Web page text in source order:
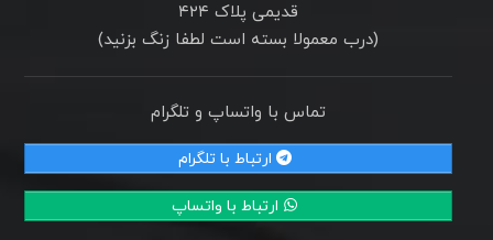
قدیمی پلاک ۴۲۴
(درب معمولا بسته است لطفا زنگ بزنید)
تماس با واتساپ و تلگرام
ارتباط با تلگرام
ارتباط با واتساپ